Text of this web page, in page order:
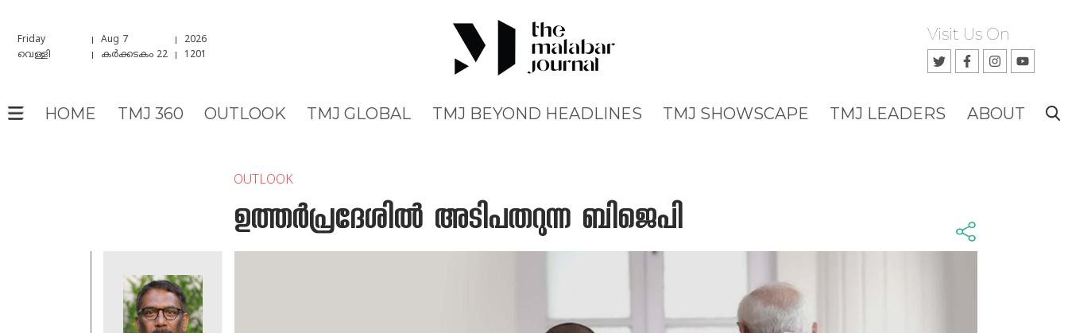
Friday Aug 7
2026
വെള്ളി
കർക്കടകം 22 1201
Visit Us On
HOME TMJ 360 OUTLOOK TMJ GLOBAL TMJ BEYOND HEADLINES TMJ SHOWSCAPE TMJ LEADERS ABOUT
OUTLOOK
ഉത്തര്‍പ്രദേശില്‍ അടിപതറുന്ന ബിജെപി